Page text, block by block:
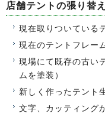
店舗テントの張り替
現在取りついている
現在のテントフレー
現場にて既存の古い
ムを塗装）
新しく作ったテント
文字、カッティング